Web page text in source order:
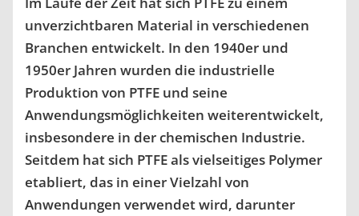
unverzichtbaren Material in verschiedenen
Branchen entwickelt. In den 1940er und
1950er Jahren wurden die industrielle
Produktion von PTFE und seine
Anwendungsmöglichkeiten weiterentwickelt,
insbesondere in der chemischen Industrie.
Seitdem hat sich PTFE als vielseitiges Polymer
etabliert, das in einer Vielzahl von
Anwendungen verwendet wird, darunter